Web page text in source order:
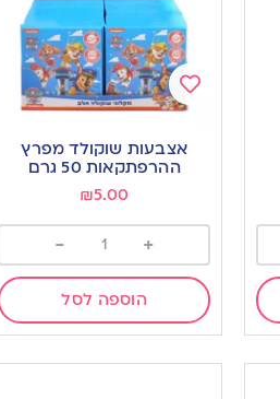
Add
wishlist
אצבעות שוקולד מפרץ
ההרפתקאות 50 גרם
₪5.00
+
-
הוספה לסל